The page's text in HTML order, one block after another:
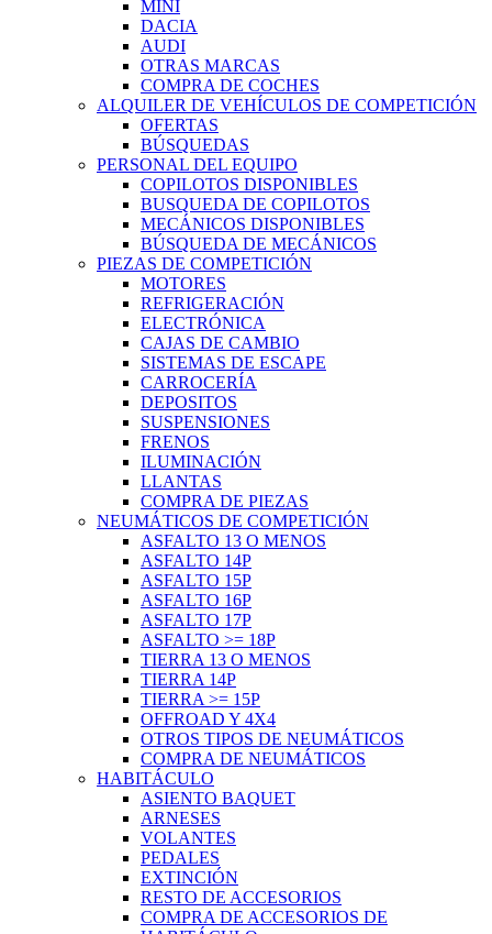
MINI
DACIA
AUDI
OTRAS MARCAS
COMPRA DE COCHES
ALQUILER DE VEHÍCULOS DE COMPETICIÓN
OFERTAS
BÚSQUEDAS
PERSONAL DEL EQUIPO
COPILOTOS DISPONIBLES
BUSQUEDA DE COPILOTOS
MECÁNICOS DISPONIBLES
BÚSQUEDA DE MECÁNICOS
PIEZAS DE COMPETICIÓN
MOTORES
REFRIGERACIÓN
ELECTRÓNICA
CAJAS DE CAMBIO
SISTEMAS DE ESCAPE
CARROCERÍA
DEPOSITOS
SUSPENSIONES
FRENOS
ILUMINACIÓN
LLANTAS
COMPRA DE PIEZAS
NEUMÁTICOS DE COMPETICIÓN
ASFALTO 13 O MENOS
ASFALTO 14P
ASFALTO 15P
ASFALTO 16P
ASFALTO 17P
ASFALTO >= 18P
TIERRA 13 O MENOS
TIERRA 14P
TIERRA >= 15P
OFFROAD Y 4X4
OTROS TIPOS DE NEUMÁTICOS
COMPRA DE NEUMÁTICOS
HABITÁCULO
ASIENTO BAQUET
ARNESES
VOLANTES
PEDALES
EXTINCIÓN
RESTO DE ACCESORIOS
COMPRA DE ACCESORIOS DE